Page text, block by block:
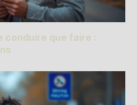
conduire que faire :